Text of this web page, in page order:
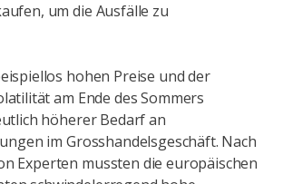
um die Ausfälle zu
hohen Preise und der
am Ende des Sommers
höherer Bedarf an
im Grosshandelsgeschäft. Nach
Experten mussten die europäischen